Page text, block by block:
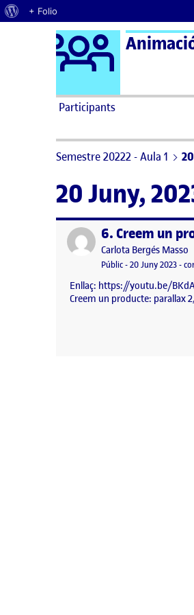
Quant al WordPress
+ Folio
Saltar al contingut Logo Ágora
Participants
Semestre 20222 - Aula 1
20 Juny,
Publicat per
Publicat per
Carlota Bergés Masso
Visibilitat:
Públic-Data de
20 Juny 2023-
Enllaç: https://youtu.be/
Creem un producte: parallax